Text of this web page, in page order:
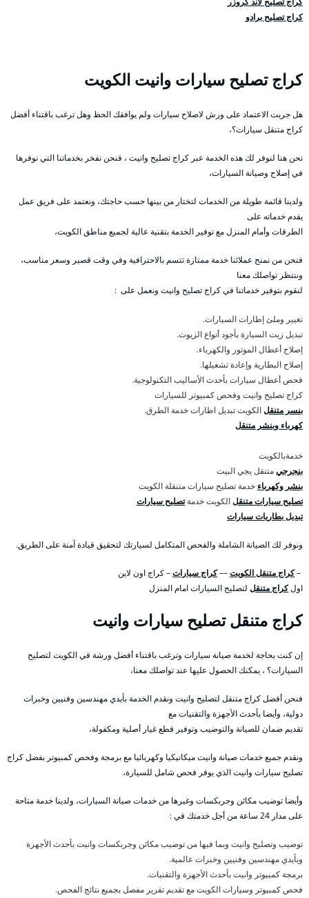
كراج تصليح برادو
كراج تصليح سيارات وانيت الكويت
هل جربت الاعتماد على ورش لاصلاح سيارات ولم يوافقك الحظ وهل ترغب باقتناء أفضل
كراج متنقل سيارات؟،
نحن هنا لنوفر لك هذه الخدمة عبر كراج تصليح وانيت ، فنحن نفخر بخدماتنا التي نوفرها
في إصلاح وصيانة السيارات،
ولدينا قائمة طويلة من الخدمات لتختار من بينها حسب حاجتك، ونعتمد على فريق عمل
يقدم خدماته على
الطرقات وأمام المنزل مع توفير الخدمة بتقنية عالية لجميع مناطق الكويت،
فنحن من نمنح عملائنا خدمة ممتازة تتسم بالاحترافية وفي وقت قصير وسعر مناسب،
وننتظر تواصلك معنا
لنقوم بتوفير خدماتنا في كراج تصليح وانيت ونعمل على :
تغيير وملئ إطارات السيارات.
تبديل زيت السيارة بأجود أنواع الزيوت.
إصلاح أعطال الموتور والكهرباء.
إصلاح البطارية وإعادة تشغيلها.
فحص أعطال سيارات بأحدث الأساليب التكنولوجية.
كراج تصليح وانيت وفحص كمبيوتر للسيارات
بنسر متنقلالكويت تبديل اطارات خدمة الطرق.
كهرباء وبنشر متنقل
خدمةبالكويت
بنجرجيمتنقل يجي البيت
بنشر وكهرباء خدمة تصليح سيارات متنقلة الكويت
تصليح سيارات متنقلالكويت خدمةتصليح سيارات
تبديل بطاريات سيارات
ونوفر لك الصيانة الشاملة والفحص المتكامل لسيارتك لتحقيق قيادة آمنة على الطريق.
–كراج متنقل الكويت––كراج سيارات– كراج اون لاين
اولكراج متنقل لتصليح السيارات امام المنزل
كراج متنقل تصليح سيارات وانيت
إن كنت بحاجة لخدمة صيانة سيارات وترغب باقتناء أفضل ورشة في الكويت لتصليح
السيارات؟ ، يمكنك الحصول عليها عند تواصلك معنا،
فنحن أفضل كراج متنقل لتصليح وانيت ونقدم الخدمة بأيدي مهندسين وفنيين وخبرات
دولية، وأيضا بأحدث الأجهزة والتقنيات مع
تقديم ضمان للصيانة والتوضيب وتوفير قطع غيار أصلية ومكفولة،
ونقدم جميع خدمات صيانة وانيت ميكانيكيا وكهربائيا مع برمجة وفحص كمبيوتر بفضل كراج
تصليح سيارات وانيت الذي يوفر فحص شامل للسيارة،
وأيضا توضيب مكائن وجربكسات وغيرها من خدمات صيانة السيارات، ولدينا خدمة متاحة
على مدار 24 ساعة من أجل خدمتك في :
توضيب وتصليح وانيت وبما فيها من توضيب مكائن وجربكسات وانيت بأحدث الأجهزة
وبأيدي مهندسين وفنيين وخبرات عالمية.
برمجة كمبيوتر وانيت بأحدث الأجهزة والتقنيات.
فحص كمبيوتر وسيارات الكويت مع تقديم تقرير مفصل بجميع نتائج الفحص.